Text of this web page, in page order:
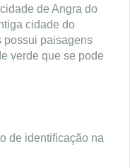
de Angra do
cidade do
possui paisagens
verde que se pode
de identificação na